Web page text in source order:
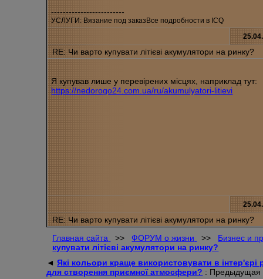
-------------------------
УСЛУГИ: Вязание под заказВсе подробности в ICQ
RE: Чи варто купувати літієві акумулятори на ринку?
Я купував лише у перевірених місцях, наприклад тут:
https://nedorogo24.com.ua/ru/akumulyatori-litievi
RE: Чи варто купувати літієві акумулятори на ринку?
Главная сайта
>> ФОРУМ о жизни >> Бизнес и
купувати літієві акумулятори на ринку?
◄Які кольори краще використовувати в інтер'єрі
для створення приємної атмосфери? : Предыдущая